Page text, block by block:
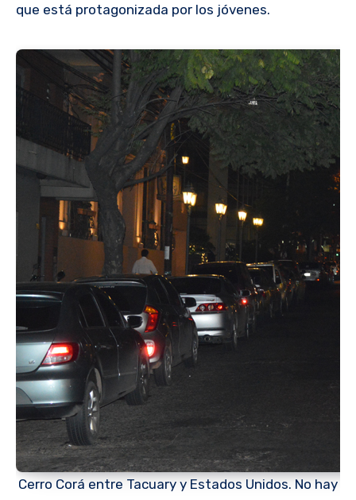
que está protagonizada por los jóvenes.
Cerro Corá entre Tacuary y Estados Unidos. No hay